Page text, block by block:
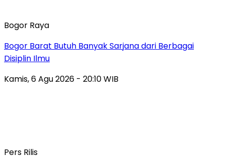
Bogor Raya
Bogor Barat Butuh Banyak Sarjana dari Berbagai
Disiplin Ilmu
Kamis, 6 Agu 2026 - 20:10 WIB
Pers Rilis